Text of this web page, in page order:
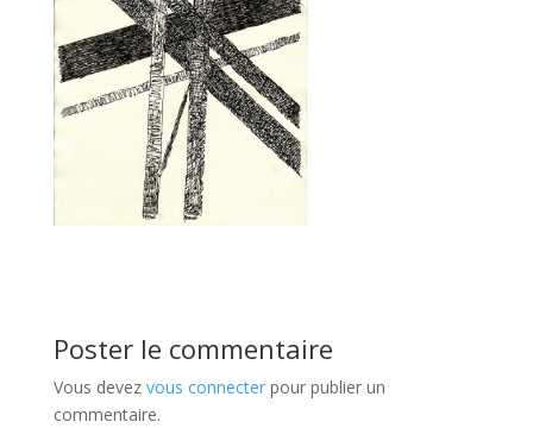
Poster le commentaire
Vous devez vous connecterpour publier un
commentaire.